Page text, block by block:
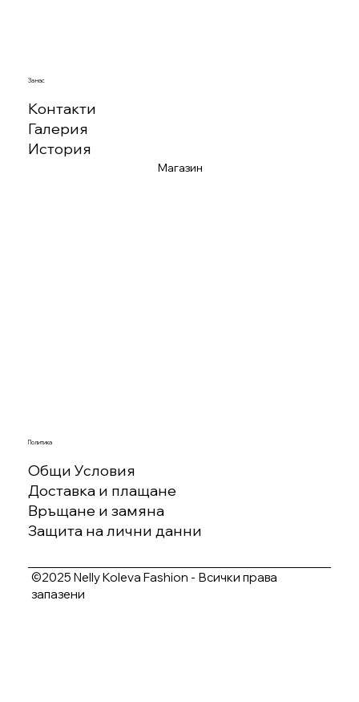
За нас
Контакти
Галерия
История
Магазин
Политика
Общи Условия
Доставка и плащане
Връщане и замяна
Защита на лични данни
©2025 Nelly Koleva Fashion - Всички права
запазени